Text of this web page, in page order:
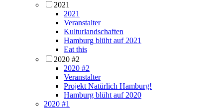
2021
2021
Veranstalter
Kulturlandschaften
Hamburg blüht auf 2021
Eat this
2020 #2
2020 #2
Veranstalter
Projekt Natürlich Hamburg!
Hamburg blüht auf 2020
2020 #1